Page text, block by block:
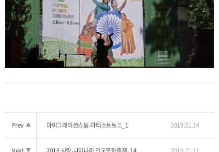
Prev ▲ 마이그레이션스展-아티스트토크_1 2019.01.14
▼